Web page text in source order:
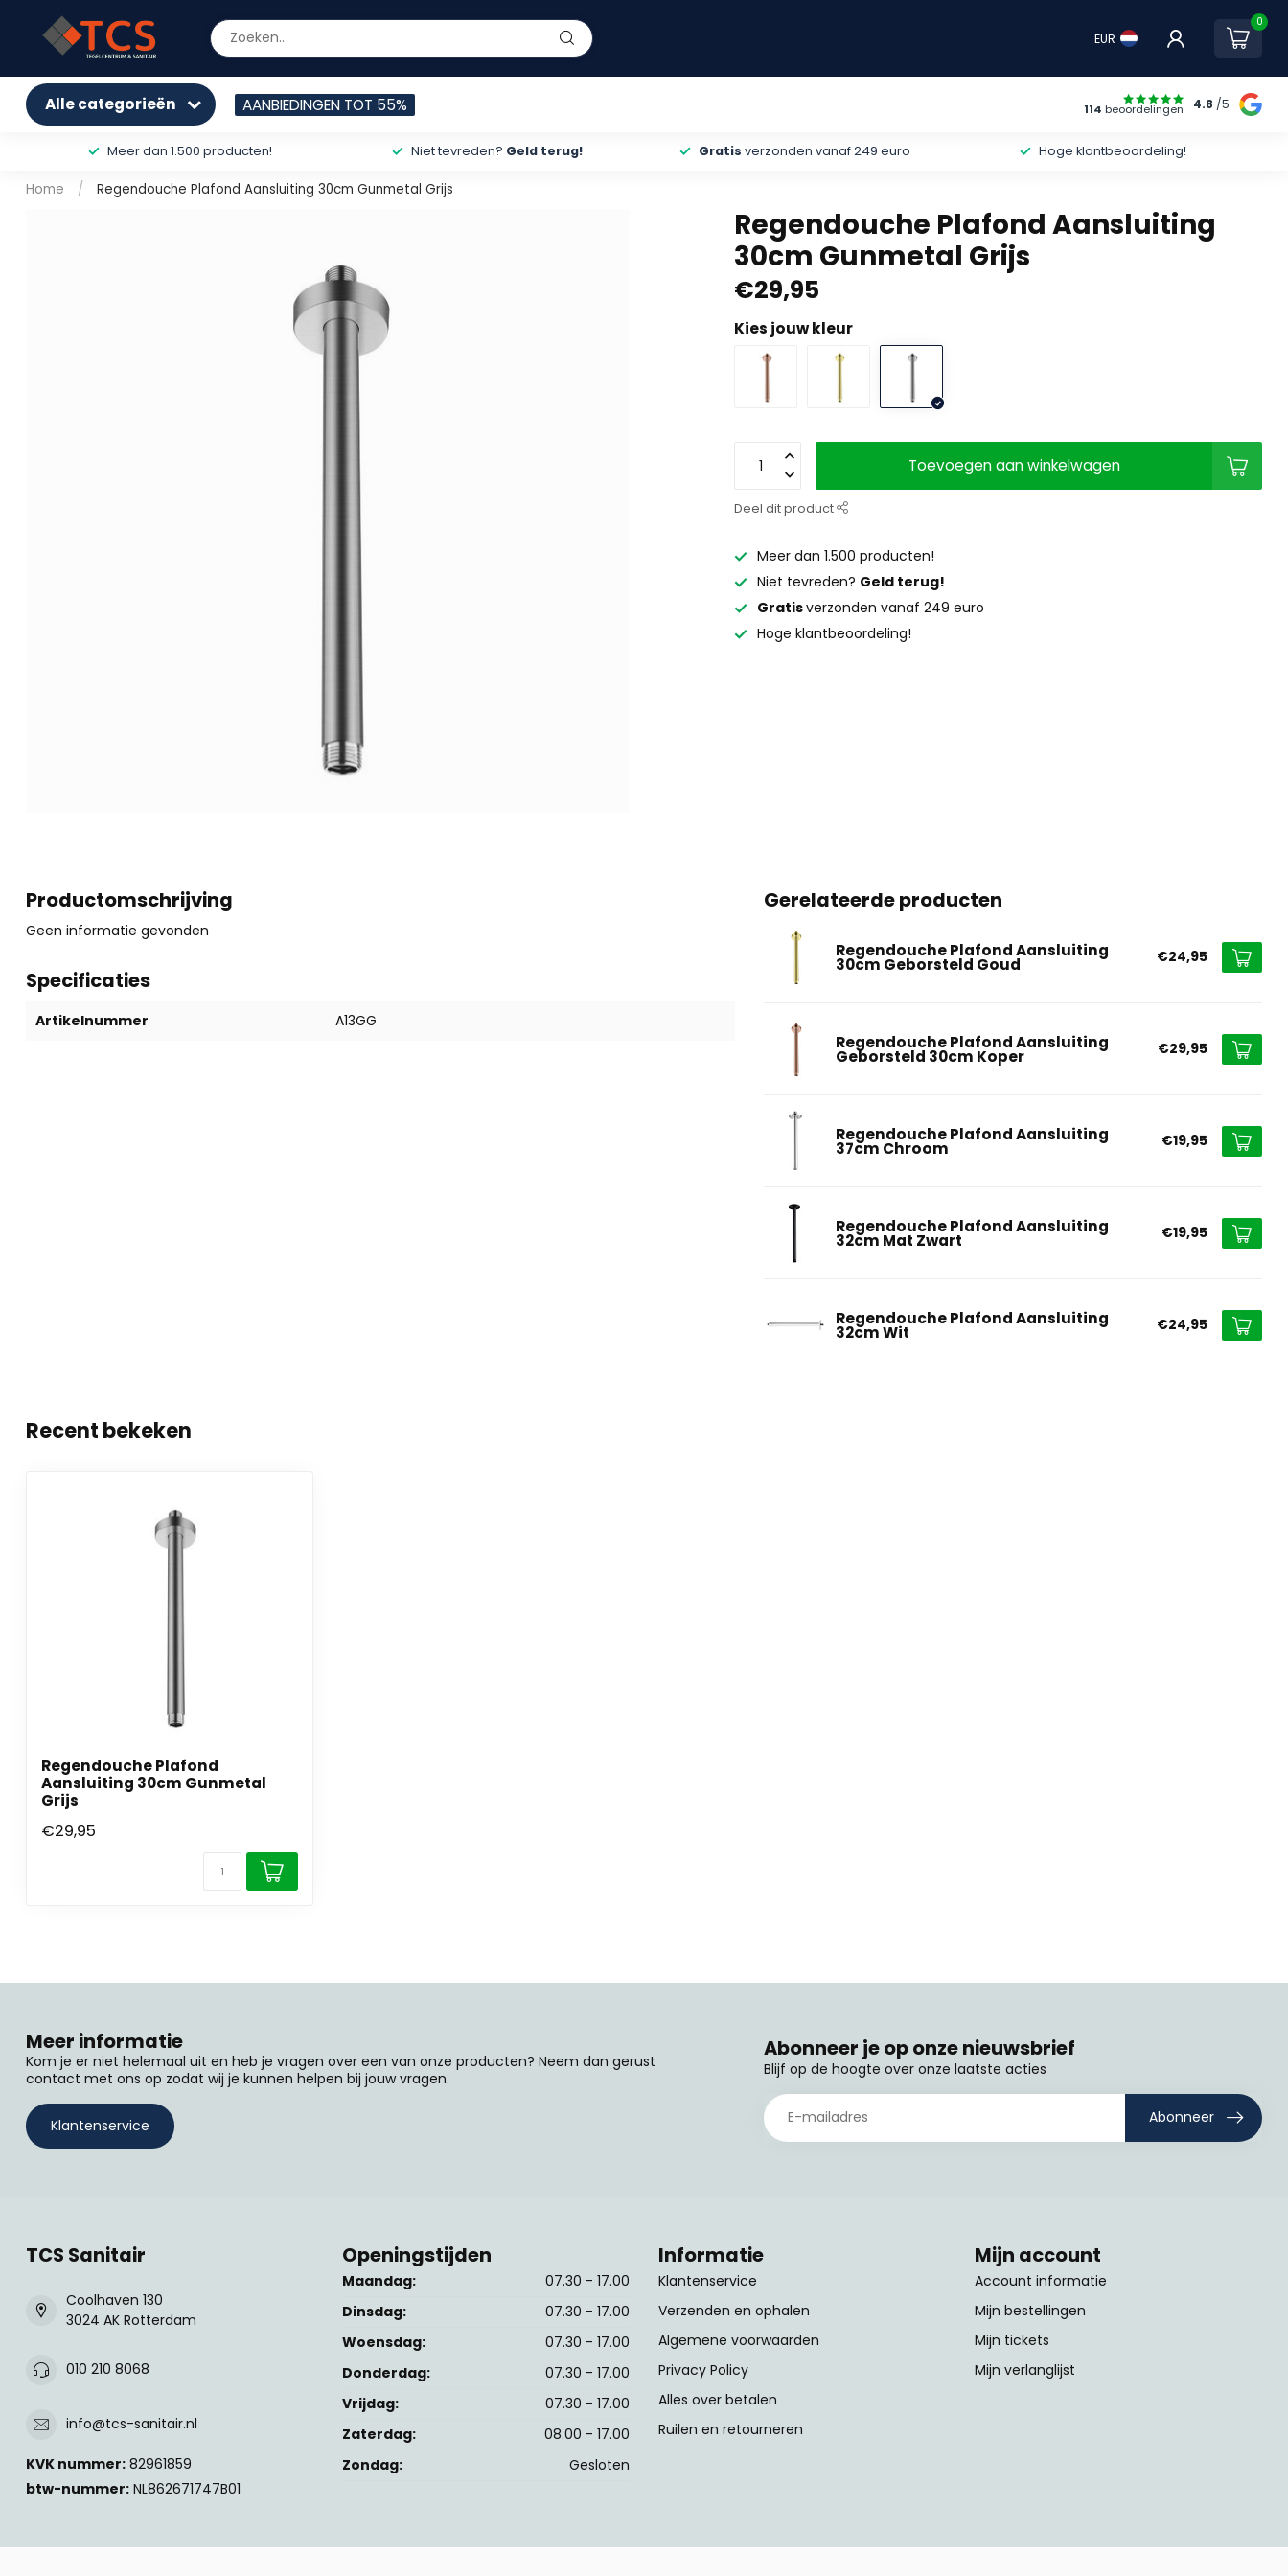
EUR
0
Alle categorieën AANBIEDINGEN TOT 55% 114 beoordelingen 4.8 /5
Meer dan 1.500 producten! Niet tevreden? Geld terug! Gratis verzonden vanaf 249 euro Hoge klantbeoordeling!
Home / Regendouche Plafond Aansluiting 30cm Gunmetal Grijs
Regendouche Plafond Aansluiting
30cm Gunmetal Grijs
€29,95
Kies jouw kleur
Toevoegen aan winkelwagen
Deel dit product
Meer dan 1.500 producten!
Niet tevreden? Geld terug!
Gratisverzonden vanaf 249 euro
Hoge klantbeoordeling!
Productomschrijving
Geen informatie gevonden
Specificaties
Artikelnummer A13GG
Gerelateerde producten
Regendouche Plafond Aansluiting
30cm Geborsteld Goud €24,95
Regendouche Plafond Aansluiting
Geborsteld 30cm Koper €29,95
Regendouche Plafond Aansluiting
37cm Chroom €19,95
Regendouche Plafond Aansluiting
32cm Mat Zwart €19,95
Regendouche Plafond Aansluiting
32cm Wit €24,95
Recent bekeken
Regendouche Plafond
Aansluiting 30cm Gunmetal
Grijs
€29,95
Meer informatie
Kom je er niet helemaal uit en heb je vragen over een van onze producten? Neem dan gerust
contact met ons op zodat wij je kunnen helpen bij jouw vragen.
Klantenservice
Abonneer je op onze nieuwsbrief
Blijf op de hoogte over onze laatste acties
Abonneer
TCS Sanitair
Coolhaven 130
3024 AK Rotterdam
010 210 8068
info@tcs-sanitair.nl
KVK nummer: 82961859
btw-nummer: NL862671747B01
Openingstijden
Maandag:
07.30 - 17.00
Dinsdag:
07.30 - 17.00
Woensdag:
07.30 - 17.00
Donderdag:
07.30 - 17.00
Vrijdag:
07.30 - 17.00
Zaterdag:
08.00 - 17.00
Zondag:
Gesloten
Informatie
Klantenservice
Verzenden en ophalen
Algemene voorwaarden
Privacy Policy
Alles over betalen
Ruilen en retourneren
Mijn account
Account informatie
Mijn bestellingen
Mijn tickets
Mijn verlanglijst